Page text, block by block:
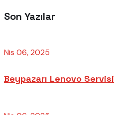
Son Yazılar
Nis 06, 2025
Beypazarı Lenovo Servisi